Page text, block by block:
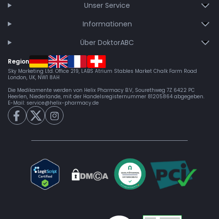
Unser Service
Informationen
Über DoktorABC
Region
Sky Marketing Ltd. Office 219, LABS Atrium Stables Market Chalk Farm Road
London, UK, NW1 8AH
Die Medikamente werden von Helix Pharmacy B.V, Sourethweg 7Z 6422 PC
Heerlen, Niederlande, mit der Handelsregisternummer 81205864 abgegeben.
E-Mail: service@helix-pharmacy.de